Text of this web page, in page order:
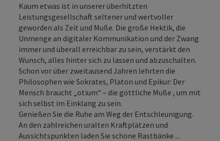
Kaum etwas ist in unserer überhitzten
Leistungsgesellschaft seltener und wertvoller
geworden als Zeit und Muße. Die große Hektik, die
Unmenge an digitaler Kommunikation und der Zwang
immer und überall erreichbar zu sein, verstärkt den
Wunsch, alles hinter sich zu lassen und abzuschalten.
Schon vor über zweitausend Jahren lehrten die
Philosophen wie Sokrates, Platon und Epikur: Der
Mensch braucht „otium“ – die göttliche Muße , um mit
sich selbst im Einklang zu sein.
Genießen Sie die Ruhe am Weg der Entschleunigung.
An den zahlreichen uralten Kraftplätzen und
Aussichtspunkten laden Sie schöne Rastbänke ...